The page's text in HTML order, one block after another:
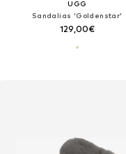
UGG
Sandalias 'Goldenstar'
129,00€